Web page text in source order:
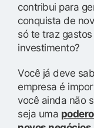
contribui para
conquista de
só te traz
investimento?
Você já deve
empresa é
você ainda não
seja uma